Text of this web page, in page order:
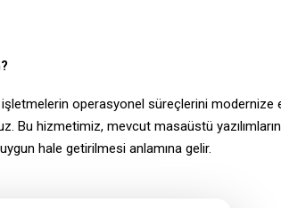
operasyonel süreçlerini modernize
Bu hizmetimiz, mevcut masaüstü
hale getirilmesi anlamına gelir.